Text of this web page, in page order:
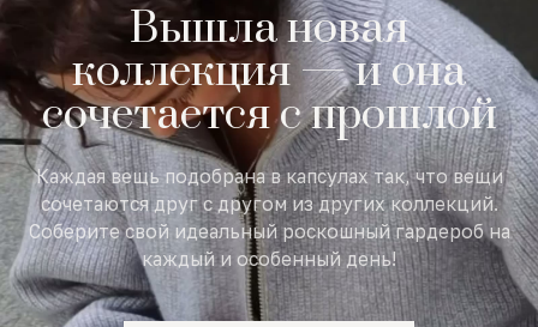
Вышла новая
коллекция — и она
сочетается с прошлой
Каждая вещь подобрана в капсулах так, что вещи
сочетаются друг с другом из других коллекций.
Соберите свой идеальный роскошный гардероб на
каждый и особенный день!